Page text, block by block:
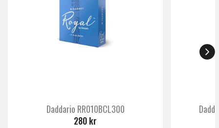
Daddario RR010BCL300
280 kr